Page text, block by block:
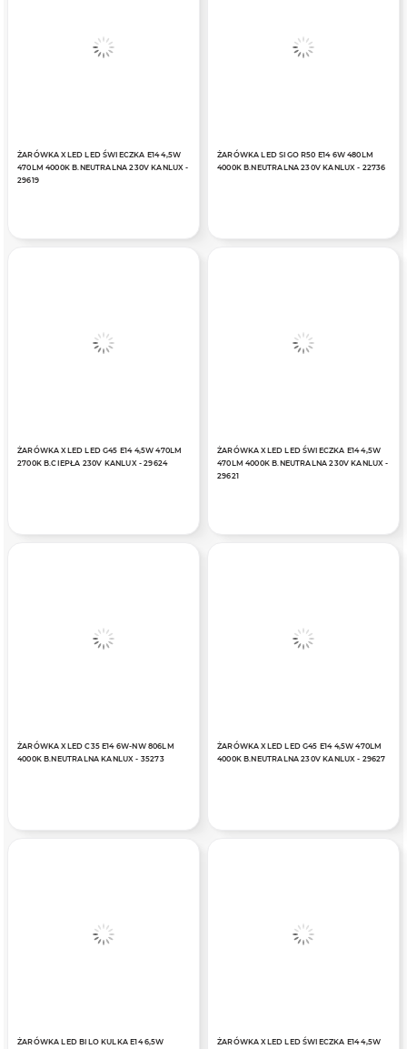
ŻARÓWKA XLED LED ŚWIECZKA E14 4,5W
470LM 4000K B.NEUTRALNA 230V KANLUX -
29619
ŻARÓWKA LED SIGO R50 E14 6W 480LM
4000K B.NEUTRALNA 230V KANLUX - 22736
ŻARÓWKA XLED LED G45 E14 4,5W 470LM
2700K B.CIEPŁA 230V KANLUX - 29624
ŻARÓWKA XLED LED ŚWIECZKA E14 4,5W
470LM 4000K B.NEUTRALNA 230V KANLUX -
29621
ŻARÓWKA XLED C35 E14 6W-NW 806LM
4000K B.NEUTRALNA KANLUX - 35273
ŻARÓWKA XLED LED G45 E14 4,5W 470LM
4000K B.NEUTRALNA 230V KANLUX - 29627
ŻARÓWKA LED BILO KULKA E14 6,5W
ŻARÓWKA XLED LED ŚWIECZKA E14 4,5W